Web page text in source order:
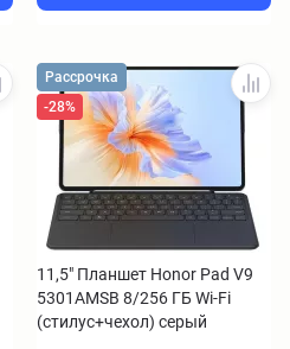
Рассрочка
-28%
11,5" Планшет Honor Pad V9
5301AMSB 8/256 ГБ Wi-Fi
(стилус+чехол) серый